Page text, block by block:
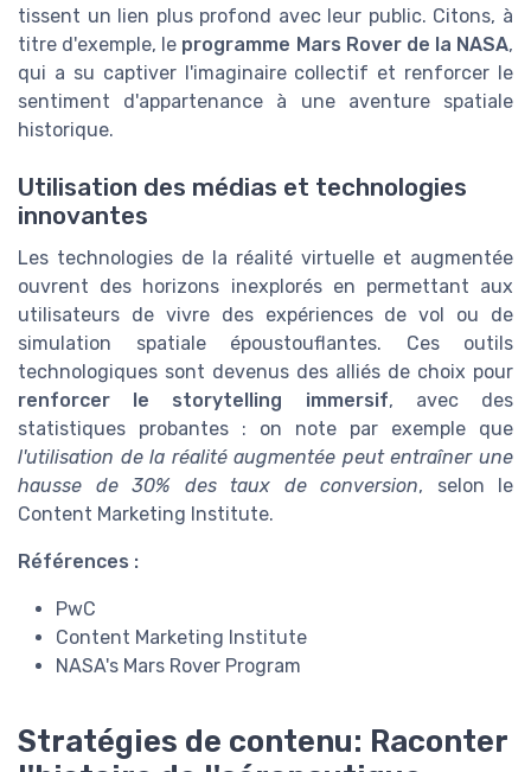
tissent un lien plus profond avec leur public. Citons, à
titre d'exemple, le programme Mars Rover de la NASA,
qui a su captiver l'imaginaire collectif et renforcer le
sentiment d'appartenance à une aventure spatiale
historique.
Utilisation des médias et technologies
innovantes
Les technologies de la réalité virtuelle et augmentée
ouvrent des horizons inexplorés en permettant aux
utilisateurs de vivre des expériences de vol ou de
simulation spatiale époustouflantes. Ces outils
technologiques sont devenus des alliés de choix pour
renforcer le storytelling immersif, avec des
statistiques probantes : on note par exemple que
l'utilisation de la réalité augmentée peut entraîner une
hausse de 30% des taux de conversion, selon le
Content Marketing Institute.
Références :
PwC
Content Marketing Institute
NASA's Mars Rover Program
Stratégies de contenu: Raconter